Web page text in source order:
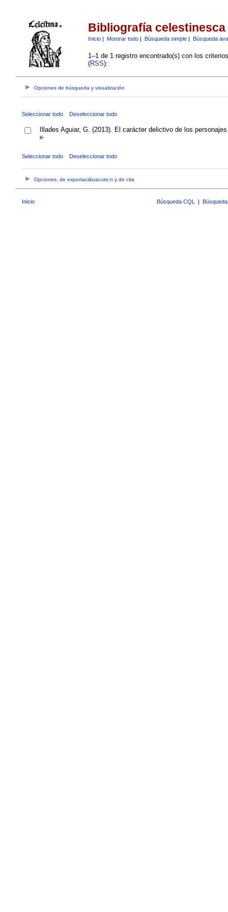
Bibliografía celestinesca
Inicio| Mostrar todo| Búsqueda simple| Búsqueda
1–1 de 1 registro encontrado(s) con los
(RSS):
Opciones de búsqueda y visualización
Seleccionar todo Deseleccionar todo
Illades Aguiar, G. (2013). El carácter delictivo de los
Seleccionar todo Deseleccionar todo
Opciones, de exportaci&oacute;n y de cita
Inicio Búsqueda CQL |